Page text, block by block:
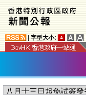
字型大小: